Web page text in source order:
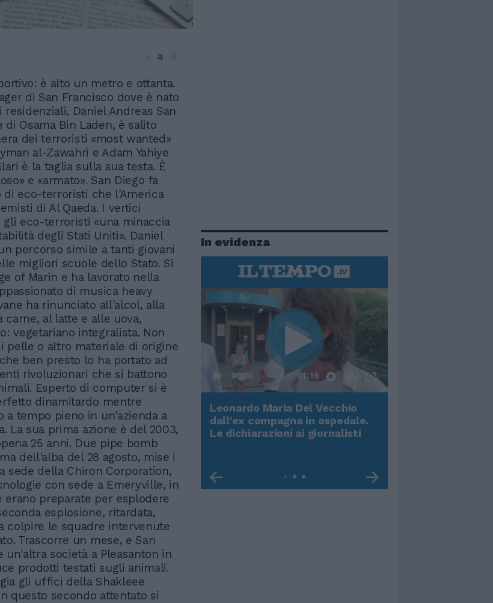
a
è alto un metro e ottanta.
di San Francisco dove è nato
Daniel Andreas San
di Osama Bin Laden, è salito
dei terroristi «most wanted»
al-Zawahri e Adam Yahiye
è la taglia sulla sua testa. È
e «armato». San Diego fa
di eco-terroristi che l'America
di Al Qaeda. I vertici
eco-terroristi «una minaccia
degli Stati Uniti». Daniel
percorso simile a tanti giovani
migliori scuole dello Stato. Si
of Marin e ha lavorato nella
di musica heavy
ha rinunciato all'alcol, alla
carne, al latte e alle uova,
vegetariano integralista. Non
pelle o altro materiale di origine
ben presto lo ha portato ad
rivoluzionari che si battono
Esperto di computer si è
dinamitardo mentre
a tempo pieno in un'azienda a
La sua prima azione è del 2003,
25 anni. Due pipe bomb
dell'alba del 28 agosto, mise i
sede della Chiron Corporation,
con sede a Emeryville, in
erano preparate per esplodere
esplosione, ritardata,
colpire le squadre intervenute
Trascorre un mese, e San
un'altra società a Pleasanton in
prodotti testati sugli animali.
gli uffici della Shakleee
questo secondo attentato si
In evidenza
Rudy Giuliani a Come States?
Trump, Meloni e la strategia
americana
00:00 01:16
Leonardo Maria Del Vecchio
dall'ex compagna in ospedale.
Le dichiarazioni ai giornalisti